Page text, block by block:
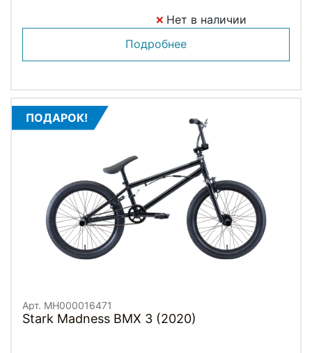
Нет в наличии
Подробнее
ПОДАРОК!
Арт. MH000016471
Stark Madness BMX 3 (2020)